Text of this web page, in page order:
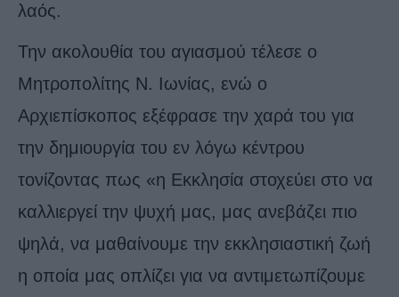
λαός.
Την ακολουθία του αγιασμού τέλεσε ο
Μητροπολίτης Ν. Ιωνίας, ενώ ο
Αρχιεπίσκοπος εξέφρασε την χαρά του για
την δημιουργία του εν λόγω κέντρου
τονίζοντας πως «η Εκκλησία στοχεύει στο να
καλλιεργεί την ψυχή μας, μας ανεβάζει πιο
ψηλά, να μαθαίνουμε την εκκλησιαστική ζωή
η οποία μας οπλίζει για να αντιμετωπίζουμε